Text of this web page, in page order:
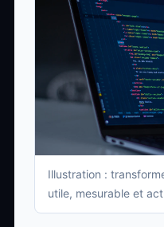
Illustration :
utile, mesurable et